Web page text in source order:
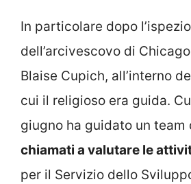
In particolare dopo
dell’arcivescovo di
Blaise Cupich, all’interno
cui il religioso era guida.
giugno ha guidato un team
chiamati a valutare le
per il Servizio dello